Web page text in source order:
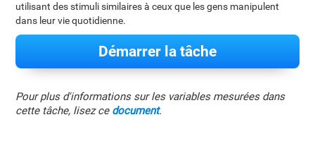
utilisant des stimuli similaires à ceux que les gens manipulent
dans leur vie quotidienne.
Démarrer la tâche
Pour plus d'informations sur les variables mesurées dans
cette tâche, lisez ce document.